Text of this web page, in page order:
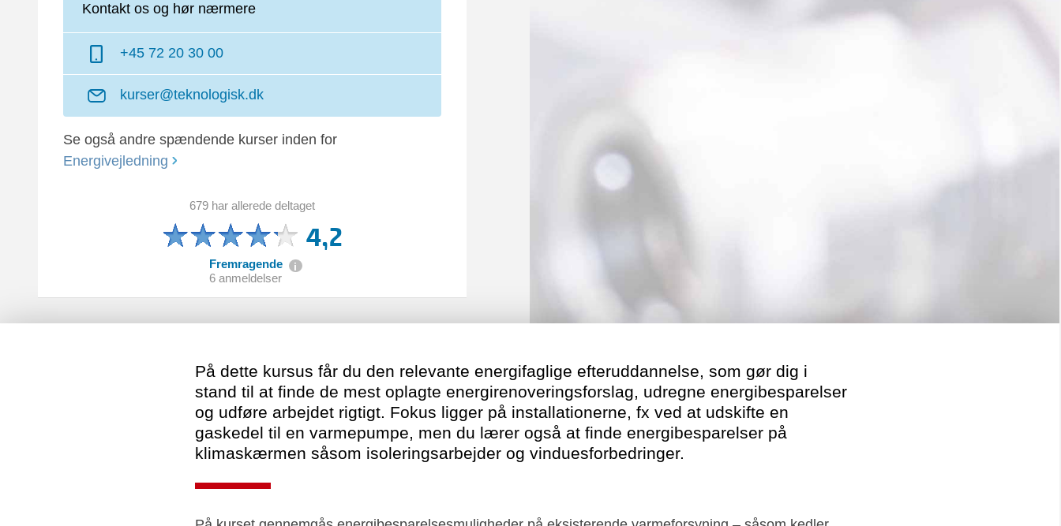
Kontakt os og hør nærmere
+45 72 20 30 00
kurser@teknologisk.dk
Se også andre spændende kurser inden for
Energivejledning
679 har allerede deltaget
4,2
Fremragende
6 anmeldelser
På dette kursus får du den relevante energifaglige efteruddannelse, som gør dig i
stand til at finde de mest oplagte energirenoveringsforslag, udregne energibesparelser
og udføre arbejdet rigtigt. Fokus ligger på installationerne, fx ved at udskifte en
gaskedel til en varmepumpe, men du lærer også at finde energibesparelser på
klimaskærmen såsom isoleringsarbejder og vinduesforbedringer.